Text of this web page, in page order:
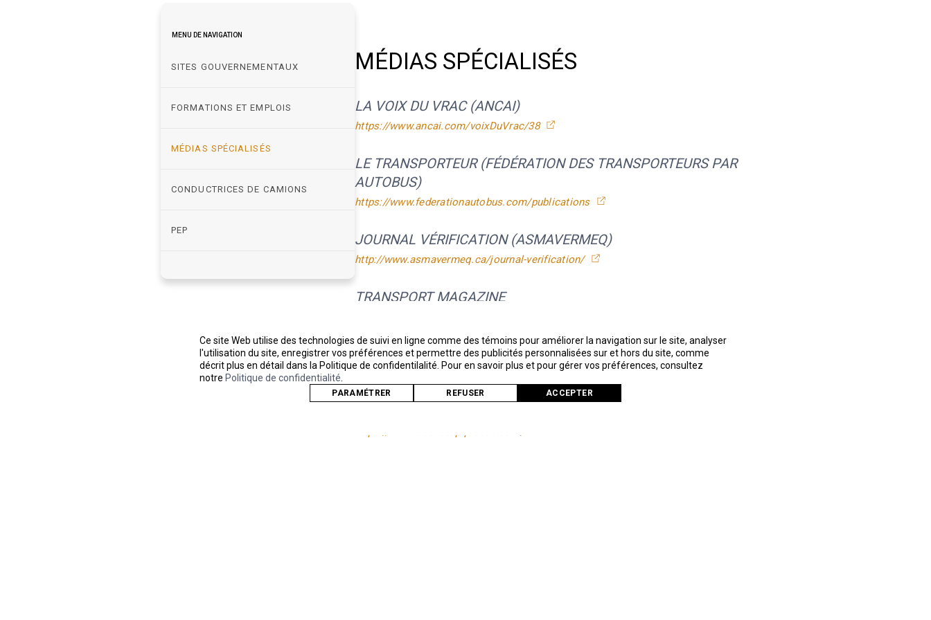
MENU DE NAVIGATION
SITES GOUVERNEMENTAUX
FORMATIONS ET EMPLOIS
MÉDIAS SPÉCIALISÉS
CONDUCTRICES DE CAMIONS
PEP
MÉDIAS SPÉCIALISÉS
LA VOIX DU VRAC (ANCAI)
https://www.ancai.com/voixDuVrac/38
LE TRANSPORTEUR (FÉDÉRATION DES TRANSPORTEURS PAR
AUTOBUS)
https://www.federationautobus.com/publications
JOURNAL VÉRIFICATION (ASMAVERMEQ)
http://www.asmavermeq.ca/journal-verification/
TRANSPORT MAGAZINE
TRANSPORT ROUTIER
Ce site Web utilise des technologies de suivi en ligne comme des témoins pour améliorer la navigation sur le site, analyser
l'utilisation du site, enregistrer vos préférences et permettre des publicités personnalisées sur et hors du site, comme
décrit plus en détail dans la Politique de confidentilalité. Pour en savoir plus et pour gérer vos préférences, consultez
notre Politique de confidentialité
PARAMÉTRER REFUSER ACCEPTER